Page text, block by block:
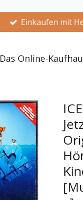
Einkaufen mit
Das Online-